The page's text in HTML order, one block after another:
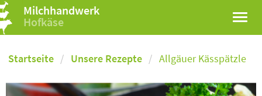
Milchhandwerk
Hofkäse
Startseite Unsere Rezepte Allgäuer Kässpätzle